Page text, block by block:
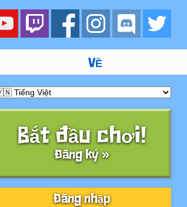
VỀ
Bắt đầu chơi!
Đăng ký »
Đăng nhập